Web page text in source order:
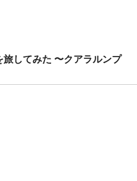
してみた 〜クアラルンプ